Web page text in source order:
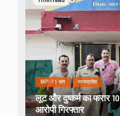
MP-11 धार मध्यप्रदेश
लूट और दुष्कर्म का फरार 10
आरोपी गिरफ्तार